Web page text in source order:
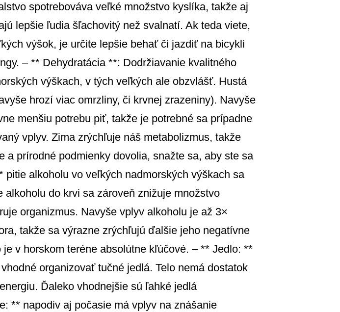
spotrebováva veľké množstvo kyslíka, takže aj
lepšie ľudia šľachovitý než svalnatí. Ak teda viete,
výšok, je určite lepšie behať či jazdiť na bicykli
– ** Dehydratácia **: Dodržiavanie kvalitného
výškach, v tých veľkých ale obzvlášť. Hustá
hrozí viac omrzliny, či krvnej zrazeniny). Navyše
menšiu potrebu piť, takže je potrebné sa prípadne
vplyv. Zima zrýchľuje náš metabolizmus, takže
a prírodné podmienky dovolia, snažte sa, aby ste sa
alkoholu vo veľkých nadmorských výškach sa
do krvi sa zároveň znižuje množstvo
organizmus. Navyše vplyv alkoholu je až 3×
takže sa výrazne zrýchľujú ďalšie jeho negatívne
v horskom teréne absolútne kľúčové. – ** Jedlo: **
organizovať tučné jedlá. Telo nemá dostatok
Ďaleko vhodnejšie sú ľahké jedlá
** napodiv aj počasie má vplyv na znášanie